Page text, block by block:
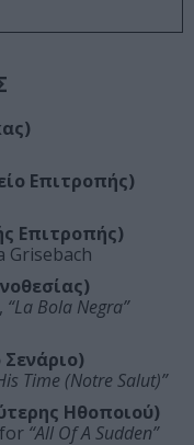
Επιτροπής)
Επιτροπής)
Grisebach
“La Bola Negra”
Time (Notre Salut)”
Ηθοποιού)
“All Of A Sudden”